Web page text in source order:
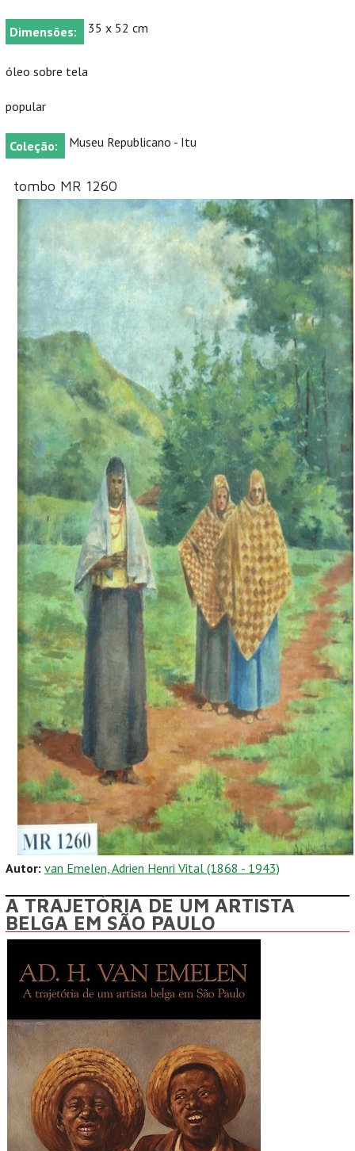
Dimensões: 35 x 52 cm
óleo sobre tela
popular
Coleção: Museu Republicano - Itu
tombo MR 1260
Autor: van Emelen, Adrien Henri Vital (1868 - 1943)
A TRAJETÓRIA DE UM ARTISTA
BELGA EM SÃO PAULO